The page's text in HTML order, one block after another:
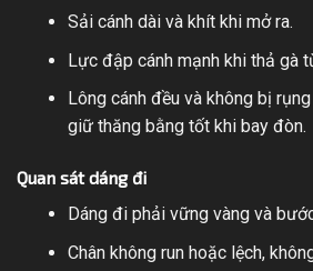
Sải cánh dài và khít khi mở ra.
Lực đập cánh mạnh khi thả gà
Lông cánh đều và không bị
giữ thăng bằng tốt khi bay đòn.
Quan sát dáng đi
Dáng đi phải vững vàng và
Chân không run hoặc lệch,